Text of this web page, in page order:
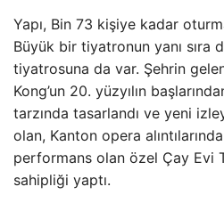
Yapı, Bin 73 kişiye kadar
Büyük bir tiyatronun yanı sıra
tiyatrosuna da var. Şehrin
Kong’un 20. yüzyılın
tarzında tasarlandı ve yeni
olan, Kanton opera
performans olan özel Çay Evi
sahipliği yaptı.